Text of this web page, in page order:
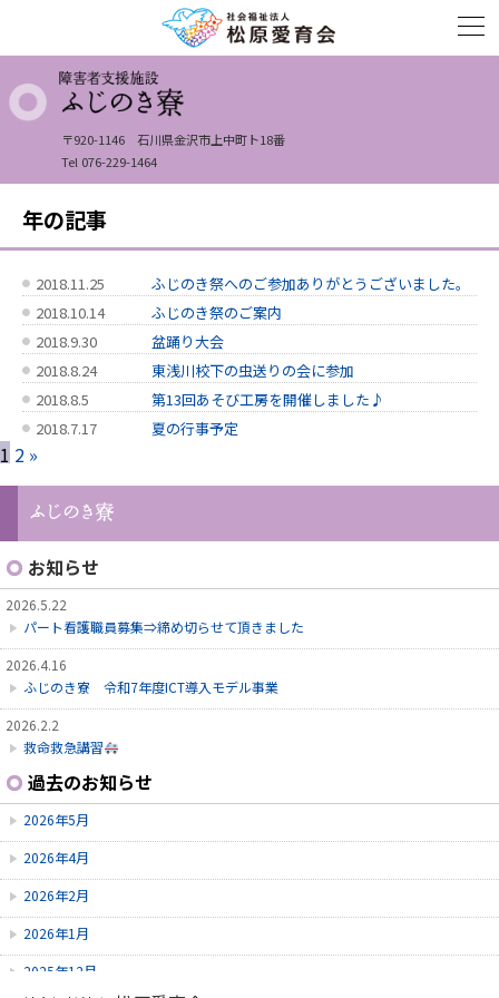
〒920-1146
石川県金沢市上中町ト18番
Tel 076-229-1464
年の記事
2018.11.25
ふじのき祭へのご参加ありがとうございました。
2018.10.14
ふじのき祭のご案内
2018.9.30
盆踊り大会
2018.8.24
東浅川校下の虫送りの会に参加
2018.8.5
第13回あそび工房を開催しました♪
2018.7.17
夏の行事予定
2018.7.5
2018.6.15
歯科研修
2018.5.16
2018.4.24
桜・・のち梨
1 2 »
お知らせ
2026.5.22
パート看護職員募集⇒締め切らせて頂きました
2026.4.16
ふじのき寮 令和7年度ICT導入モデル事業
2026.2.2
救命救急講習
2026.1.31
新春お楽しみ会
2026.1.3
謹賀新年
過去のお知らせ
2026年5月
2026年4月
2026年2月
2026年1月
2025年12月